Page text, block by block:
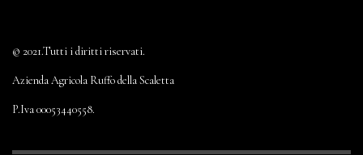
© 2021.Tutti i diritti riservati.
Azienda Agricola Ruffo della Scaletta
P.Iva 00053440558.